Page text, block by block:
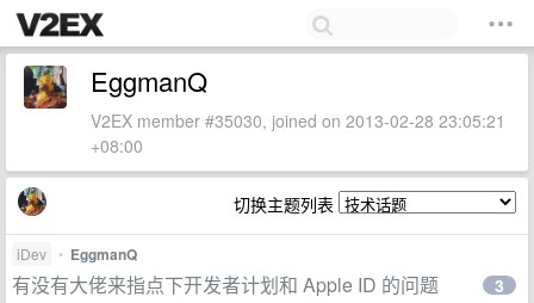
EggmanQ
V2EX member #35030, joined on 2013-02-28 23:05:21
+08:00
切换主题列表
iDev • EggmanQ
有没有大佬来指点下开发者计划和 Apple ID 的问题 3